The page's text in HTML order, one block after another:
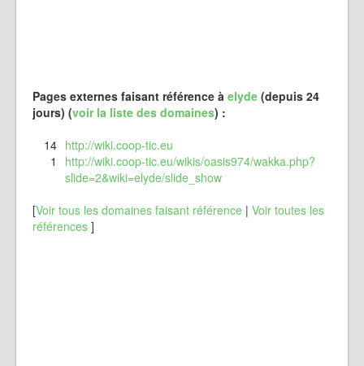
Pages externes faisant référence à elyde (depuis 24
jours) (voir la liste des domaines) :
14 http://wiki.coop-tic.eu
1
http://wiki.coop-tic.eu/wikis/oasis974/wakka.php?
slide=2&wiki=elyde/slide_show
[Voir tous les domaines faisant référence | Voir toutes les
références ]